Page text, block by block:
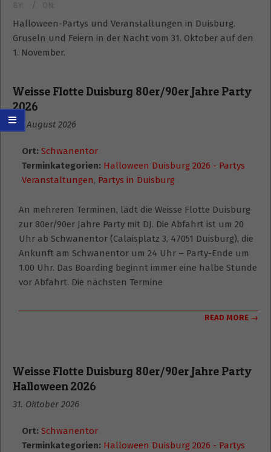
BY: ON:
Halloween-Partys und Veranstaltungen in Duisburg.
Gruseln und Feiern in der Nacht vom 31. Oktober auf den
1. November.
Weisse Flotte Duisburg 80er/90er Jahre Party
2026
29. August 2026
Ort: Schwanentor
Terminkategorien: Halloween Duisburg 2026 - Partys
Veranstaltungen, Partys in Duisburg
An mehreren Terminen, lädt die Weisse Flotte Duisburg
zur 80er/90er Jahre Party mit DJ. Die Abfahrt ist um 20
Uhr ab Schwanentor (Calaisplatz 3, 47051 Duisburg), die
Ankunft am Schwanentor um 24 Uhr – Party-Ende um
1.00 Uhr. Das Boarding beginnt immer eine halbe Stunde
vor Abfahrt. Die nächsten Termine
READ MORE →
Weisse Flotte Duisburg 80er/90er Jahre Party
Halloween 2026
31. Oktober 2026
Ort: Schwanentor
Terminkategorien: Halloween Duisburg 2026 - Partys